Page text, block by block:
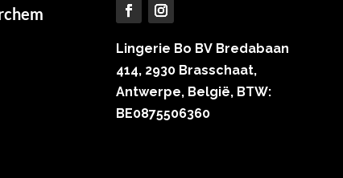
Lingerie Bo BV Bredabaan
414, 2930 Brasschaat,
Antwerpe, België, BTW:
BE0875506360